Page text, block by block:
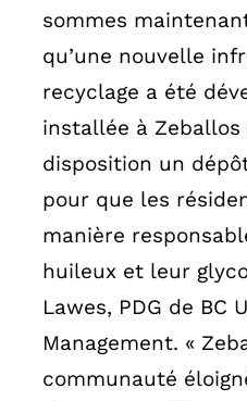
sommes
qu’une nouvelle
recyclage a été
installée à
disposition un
pour que les
manière
huileux et leur
Lawes, PDG de BC
Management. «
communauté